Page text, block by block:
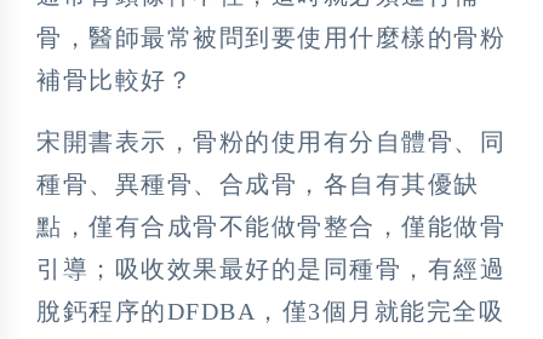
骨，醫師最常被問到要使用什麼樣的骨粉
補骨比較好？
宋開書表示，骨粉的使用有分自體骨、同
種骨、異種骨、合成骨，各自有其優缺
點，僅有合成骨不能做骨整合，僅能做骨
引導；吸收效果最好的是同種骨，有經過
脫鈣程序的DFDBA，僅3個月就能完全吸